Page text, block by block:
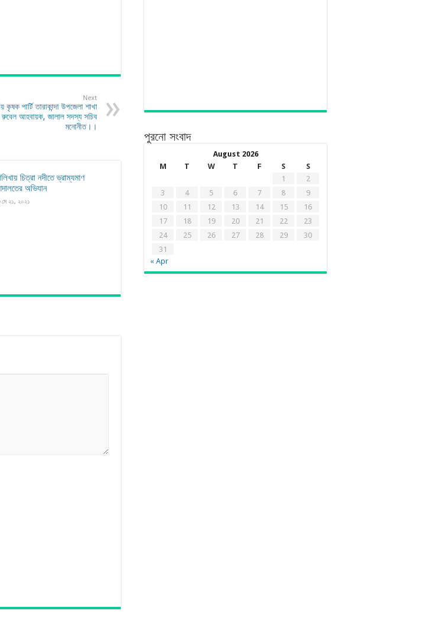
Next
কৃষক পার্টি তারাকান্দা উপজেলা শাখা
রুবেল আহবায়ক, জালাল সদস্য সচিব
মনোনীত।।
চিত্রা নদীতে ভ্রাম্যমাণ
অভিযান
মে ২১, ২০২১
পুরনো সংবাদ
August 2026
M
T W T F S
S
1
2
3
4 5 6 7 8
9
10
11 12 13 14 15
16
17
18 19 20 21 22
23
24
25 26 27 28 29
30
31
« Apr